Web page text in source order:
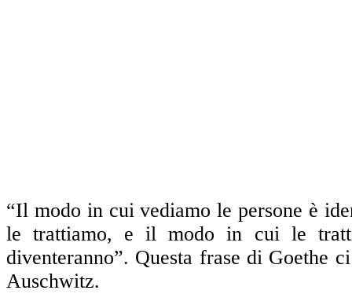
“Il modo in cui vediamo le persone è
le trattiamo, e il modo in cui le
diventeranno”. Questa frase di Goethe
Auschwitz.